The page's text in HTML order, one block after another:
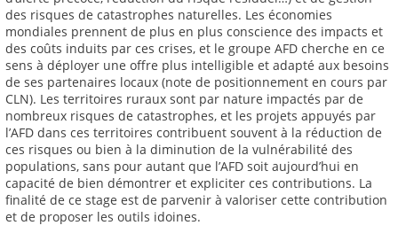
des risques de catastrophes naturelles. Les économies
mondiales prennent de plus en plus conscience des impacts et
des coûts induits par ces crises, et le groupe AFD cherche en ce
sens à déployer une offre plus intelligible et adapté aux besoins
de ses partenaires locaux (note de positionnement en cours par
CLN). Les territoires ruraux sont par nature impactés par de
nombreux risques de catastrophes, et les projets appuyés par
l’AFD dans ces territoires contribuent souvent à la réduction de
ces risques ou bien à la diminution de la vulnérabilité des
populations, sans pour autant que l’AFD soit aujourd’hui en
capacité de bien démontrer et expliciter ces contributions. La
finalité de ce stage est de parvenir à valoriser cette contribution
et de proposer les outils idoines.